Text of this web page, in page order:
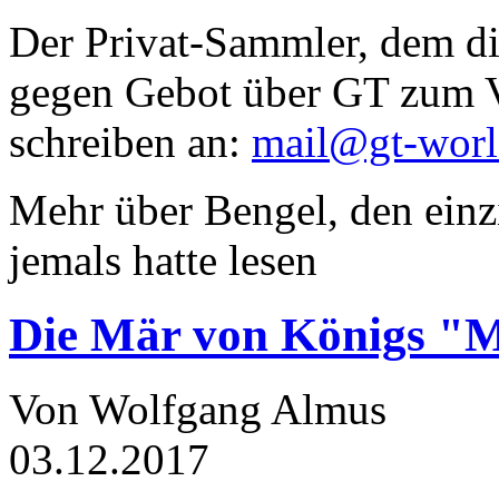
Der Privat-Sammler, dem
gegen Gebot über GT zum
schreiben an: mail@gt-
Mehr über Bengel, den
jemals hatte lesen
Die Mär von Königs
Von Wolfgang Almus
03.12.2017